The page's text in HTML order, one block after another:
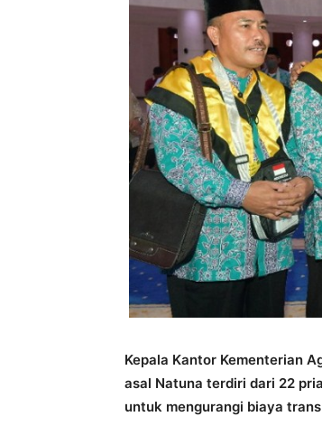
Kepala Kantor Kementerian
asal Natuna terdiri dari 22
untuk mengurangi biaya